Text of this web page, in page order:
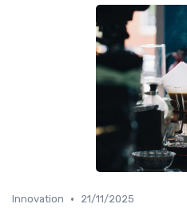
Innovation • 21/11/2025